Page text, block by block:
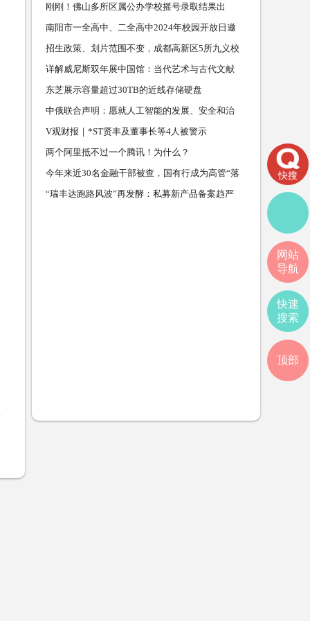
刚刚！佛山多所区属公办学校摇号录取结果出
炉，查询通道→
南阳市一全高中、二全高中2024年校园开放日邀
请您
招生政策、划片范围不变，成都高新区5所九义校
更名，纳入
详解威尼斯双年展中国馆：当代艺术与古代文献
互动
东芝展示容量超过30TB的近线存储硬盘
中俄联合声明：愿就人工智能的发展、安全和治
理加强交流
V观财报｜*ST贤丰及董事长等4人被警示
两个阿里抵不过一个腾讯！为什么？
今年来近30名金融干部被查，国有行成为高管“落
马坡”
“瑞丰达跑路风波”再发酵：私募新产品备案趋严
快搜
网站
导航
快速
搜索
顶部